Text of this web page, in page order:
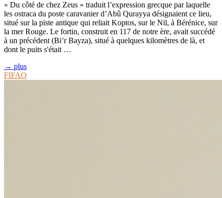
« Du côté de chez Zeus » traduit l’expression grecque par laquelle
les ostraca du poste caravanier d’Abû Qurayya désignaient ce lieu,
situé sur la piste antique qui reliait Koptos, sur le Nil, à Bérénice, sur
la mer Rouge. Le fortin, construit en 117 de notre ère, avait succédé
à un précédent (Bi’r Bayza), situé à quelques kilomètres de là, et
dont le puits s'était …
→ plus
FIFAO